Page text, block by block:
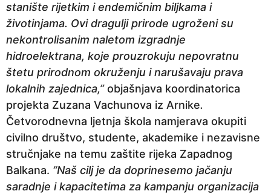
p
r
i
j
e
stanište rijetkim i endemičnim biljkama i
životinjama. Ovi dragulji prirode ugroženi su
nekontrolisanim naletom izgradnje
hidroelektrana, koje prouzrokuju nepovratnu
štetu prirodnom okruženju i narušavaju prava
lokalnih zajednica,” objašnjava koordinatorica
projekta Zuzana Vachunova iz Arnike.
Četvorodnevna ljetnja škola namjerava okupiti
civilno društvo, studente, akademike i nezavisne
stručnjake na temu zaštite rijeka Zapadnog
Balkana. “Naš cilj je da doprinesemo jačanju
saradnje i kapacitetima za kampanju organizacija